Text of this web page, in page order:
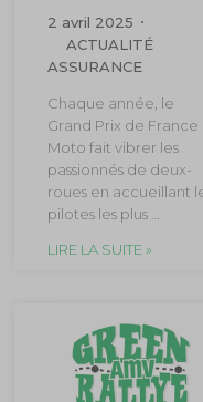
2 avril 2025
ACTUALITÉ
ASSURANCE
Chaque année, le
Grand Prix de France
Moto fait vibrer les
passionnés de deux-
roues en accueillant
pilotes les plus …
LIRE LA SUITE »